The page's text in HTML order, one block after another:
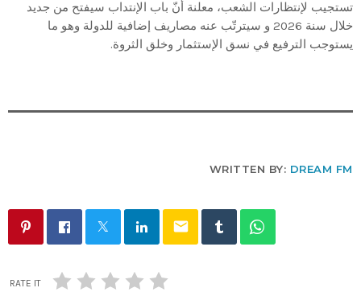
تستجيب لإنتظارات الشعب، معلنة أنّ باب الإنتداب سيفتح من جديد
خلال سنة 2026 و سيترتّب عنه مصاريف إضافية للدولة وهو ما
يستوجب الترفيع في نسق الإستثمار وخلق الثروة.
WRITTEN BY: DREAM FM
email
RATE IT